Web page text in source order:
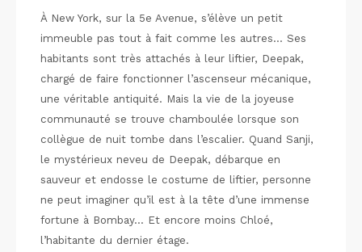
À New York, sur la 5e Avenue, s’élève un petit
immeuble pas tout à fait comme les autres… Ses
habitants sont très attachés à leur liftier, Deepak,
chargé de faire fonctionner l’ascenseur mécanique,
une véritable antiquité. Mais la vie de la joyeuse
communauté se trouve chamboulée lorsque son
collègue de nuit tombe dans l’escalier. Quand Sanji,
le mystérieux neveu de Deepak, débarque en
sauveur et endosse le costume de liftier, personne
ne peut imaginer qu’il est à la tête d’une immense
fortune à Bombay… Et encore moins Chloé,
l’habitante du dernier étage.